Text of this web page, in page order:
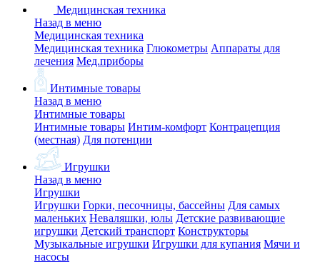
Медицинская техника
Назад в меню
Медицинская техника
Медицинская техника Глюкометры Аппараты для
лечения Мед.приборы
Интимные товары
Назад в меню
Интимные товары
Интимные товары Интим-комфорт Контрацепция
(местная) Для потенции
Игрушки
Назад в меню
Игрушки
Игрушки Горки, песочницы, бассейны Для самых
маленьких Неваляшки, юлы Детские развивающие
игрушки Детский транспорт Конструкторы
Музыкальные игрушки Игрушки для купания Мячи и
насосы